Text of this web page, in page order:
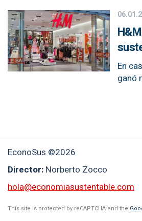
En
ganó
EconoSus ©2026
Director: Norberto Zocco
hola@economiasustentable.com
This site is protected by reCAPTCHA and the